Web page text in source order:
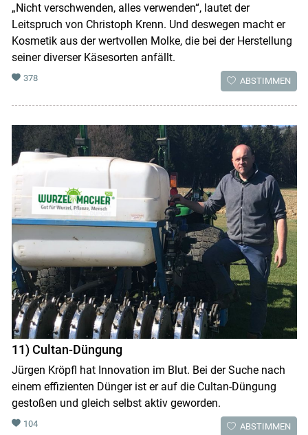
„Nicht verschwenden, alles verwenden“, lautet der
Leitspruch von Christoph Krenn. Und deswegen macht er
Kosmetik aus der wertvollen Molke, die bei der Herstellung
seiner diverser Käsesorten anfällt.
378 ABSTIMMEN
11) Cultan-Düngung
Jürgen Kröpfl hat Innovation im Blut. Bei der Suche nach
einem effizienten Dünger ist er auf die Cultan-Düngung
gestoßen und gleich selbst aktiv geworden.
104 ABSTIMMEN